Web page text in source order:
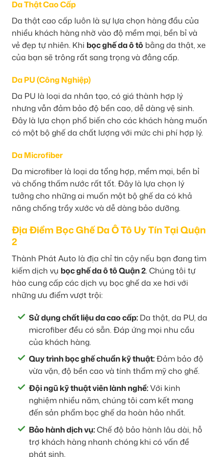
Da Thật Cao Cấp
Da thật cao cấp luôn là sự lựa chọn hàng đầu của
nhiều khách hàng nhờ vào độ mềm mại, bền bỉ và
vẻ đẹp tự nhiên. Khi bọc ghế da ô tô bằng da thật, xe
của bạn sẽ trông rất sang trọng và đẳng cấp.
Da PU (Công Nghiệp)
Da PU là loại da nhân tạo, có giá thành hợp lý
nhưng vẫn đảm bảo độ bền cao, dễ dàng vệ sinh.
Đây là lựa chọn phổ biến cho các khách hàng muốn
có một bộ ghế da chất lượng với mức chi phí hợp lý.
Da Microfiber
Da microfiber là loại da tổng hợp, mềm mại, bền bỉ
và chống thấm nước rất tốt. Đây là lựa chọn lý
tưởng cho những ai muốn một bộ ghế da có khả
năng chống trầy xước và dễ dàng bảo dưỡng.
Địa Điểm Bọc Ghế Da Ô Tô Uy Tín Tại Quận
2
Thành Phát Auto là địa chỉ tin cậy nếu bạn đang tìm
kiếm dịch vụ bọc ghế da ô tô Quận 2. Chúng tôi tự
hào cung cấp các dịch vụ bọc ghế da xe hơi với
những ưu điểm vượt trội:
Sử dụng chất liệu da cao cấp: Da thật, da PU, da
microfiber đều có sẵn. Đáp ứng mọi nhu cầu
của khách hàng.
Quy trình bọc ghế chuẩn kỹ thuật:Đảm bảo độ
vừa vặn, độ bền cao và tính thẩm mỹ cho ghế.
Đội ngũ kỹ thuật viên lành nghề:Với kinh
nghiệm nhiều năm, chúng tôi cam kết mang
đến sản phẩm bọc ghế da hoàn hảo nhất.
Bảo hành dịch vụ:Chế độ bảo hành lâu dài, hỗ
trợ khách hàng nhanh chóng khi có vấn đề
phát sinh.